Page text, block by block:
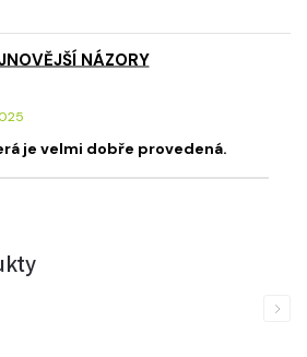
NÁZORY
je velmi dobře provedená.
Next